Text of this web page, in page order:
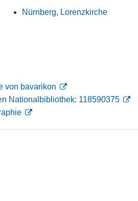
Nürnberg, Lorenzkirche
von bavarikon
Nationalbibliothek: 118590375